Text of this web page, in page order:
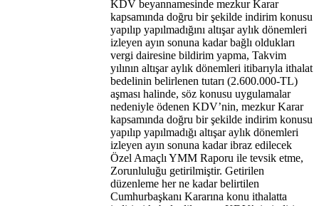
KDV beyannamesinde mezkur Karar
kapsamında doğru bir şekilde indirim konusu
yapılıp yapılmadığını altışar aylık dönemleri
izleyen ayın sonuna kadar bağlı oldukları
vergi dairesine bildirim yapma, Takvim
yılının altışar aylık dönemleri itibarıyla ithalat
bedelinin belirlenen tutarı (2.600.000-TL)
aşması halinde, söz konusu uygulamalar
nedeniyle ödenen KDV’nin, mezkur Karar
kapsamında doğru bir şekilde indirim konusu
yapılıp yapılmadığı altışar aylık dönemleri
izleyen ayın sonuna kadar ibraz edilecek
Özel Amaçlı YMM Raporu ile tevsik etme,
Zorunluluğu getirilmiştir. Getirilen
düzenleme her ne kadar belirtilen
Cumhurbaşkanı Kararına konu ithalatta